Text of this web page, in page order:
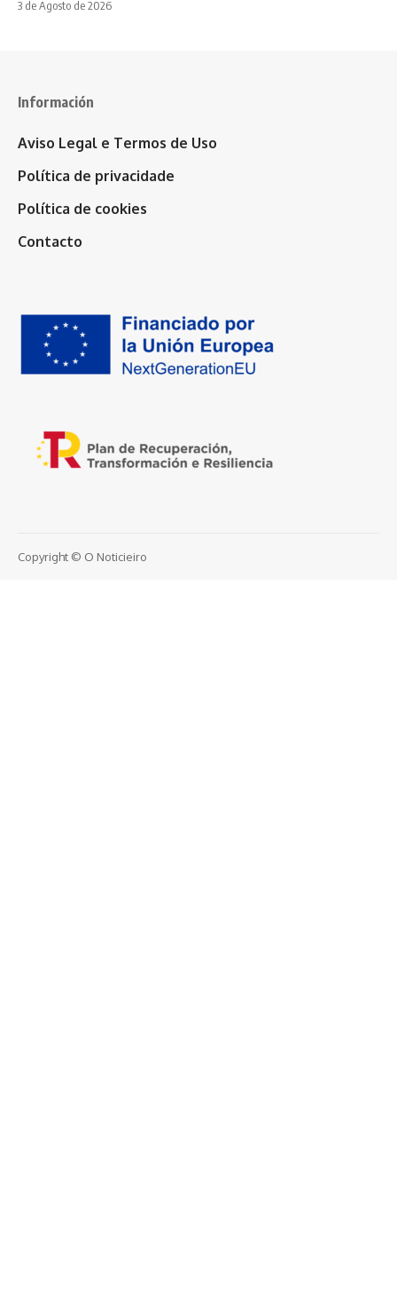
3 de Agosto de 2026
Información
Aviso Legal e Termos de Uso
Política de privacidade
Política de cookies
Contacto
Copyright © O Noticieiro